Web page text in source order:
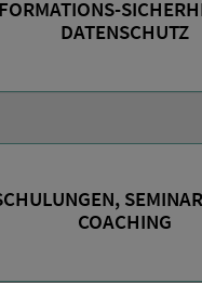
DATENSCHUTZ
COACHING